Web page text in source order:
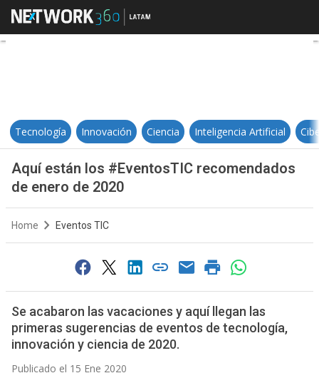
Aquí están los #EventosTIC
Tecnología Innovación Ciencia Inteligencia Artificial
Aquí están los #EventosTIC recomendados
de enero de 2020
Home Eventos TIC
Se acabaron las vacaciones y aquí llegan las
primeras sugerencias de eventos de tecnología,
innovación y ciencia de 2020.
Publicado el 15 Ene 2020